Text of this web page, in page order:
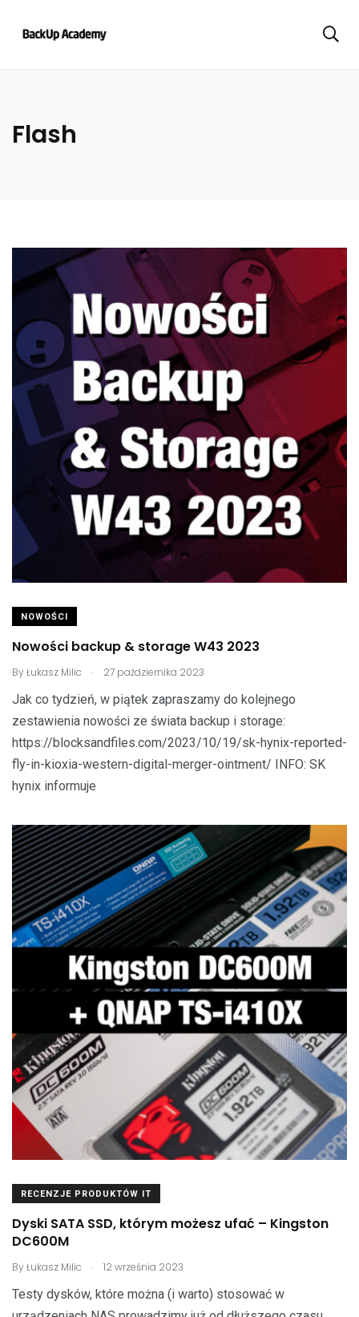
Flash
NOWOŚCI
Nowości backup & storage W43 2023
ByŁukasz Milic . 27 października 2023
Jak co tydzień, w piątek zapraszamy do kolejnego
zestawienia nowości ze świata backup i storage:
https://blocksandfiles.com/2023/10/19/sk-hynix-reported-
fly-in-kioxia-western-digital-merger-ointment/ INFO: SK
hynix informuje
RECENZJE PRODUKTÓW IT
Dyski SATA SSD, którym możesz ufać – Kingston
DC600M
ByŁukasz Milic . 12 września 2023
Testy dysków, które można (i warto) stosować w